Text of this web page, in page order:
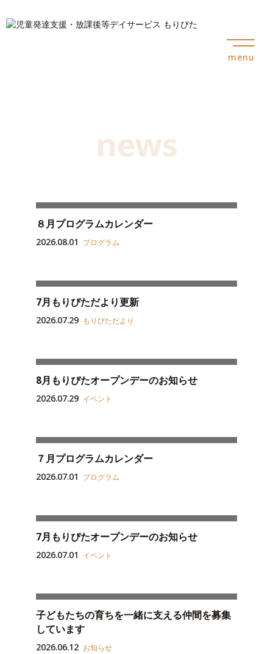
menu
news
８月プログラムカレンダー
2026.08.01 プログラム
7月もりぴただより更新
2026.07.29 もりぴただより
8月もりぴたオープンデーのお知らせ
2026.07.29 イベント
７月プログラムカレンダー
2026.07.01 プログラム
7月もりぴたオープンデーのお知らせ
2026.07.01 イベント
子どもたちの育ちを一緒に支える仲間を募集
しています
2026.06.12 お知らせ